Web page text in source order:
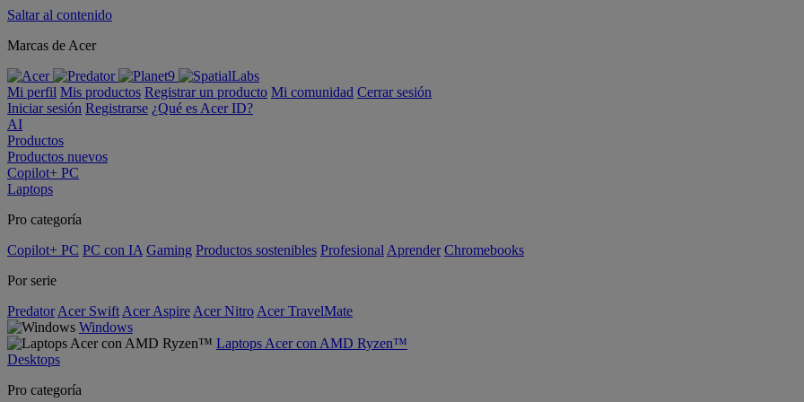
Saltar al contenido
Marcas de Acer
Mi perfil Mis productos Registrar un producto Mi comunidad Cerrar sesión
Iniciar sesión Registrarse ¿Qué es Acer ID?
AI
Productos
Productos nuevos
Copilot+ PC
Laptops
Pro categoría
Copilot+ PC PC con IA Gaming Productos sostenibles Profesional Aprender Chromebooks
Por serie
Predator Acer Swift Acer Aspire Acer Nitro Acer TravelMate
Windows
Laptops Acer con AMD Ryzen™
Desktops
Pro categoría